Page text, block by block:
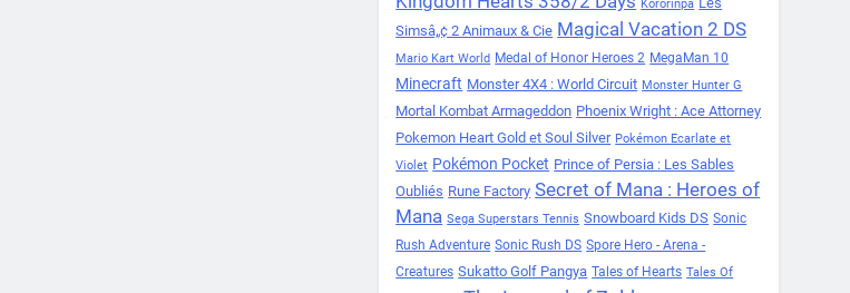
Kororinpa
Simsâ„¢ 2 Animaux & Cie Magical Vacation 2 DS
Mario Kart World Medal of Honor Heroes 2 MegaMan 10
Minecraft Monster 4X4 : World Circuit Monster Hunter G
Mortal Kombat Armageddon Phoenix Wright : Ace Attorney
Pokemon Heart Gold et Soul Silver Pokémon Ecarlate et
Violet Pokémon Pocket Prince of Persia : Les Sables
Oubliés Rune Factory Secret of Mana : Heroes of
Mana Sega Superstars Tennis Snowboard Kids DS Sonic
Rush Adventure Sonic Rush DS Spore Hero - Arena -
Creatures Sukatto Golf Pangya Tales of Hearts Tales Of